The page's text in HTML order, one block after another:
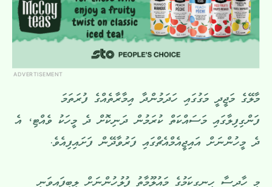
ADVERTISEMENT
މާލޭގެ މަޖީދީ މަގުގައި ހަދަމުންދާ އިމާރާތެއްގެ ފުރަތަމަ
ފަންގިފިލާގައި މަސައްކަތް ކުރަމުން ދަނިކޮށް ދެ މީހަކު ވެއްޓި، އެ
ދެ މީހުންނަށް އައިޖީއެމްއެޗްގައި ފަރުވާދޭން ފަށައިފިއެވެ.